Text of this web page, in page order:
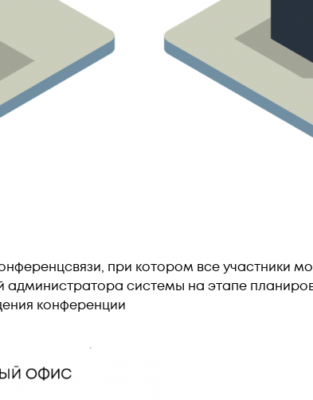
при котором все участники
администратора системы на этапе
конференции